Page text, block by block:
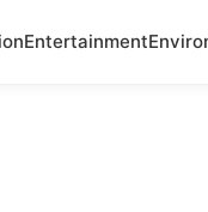
Entertainment